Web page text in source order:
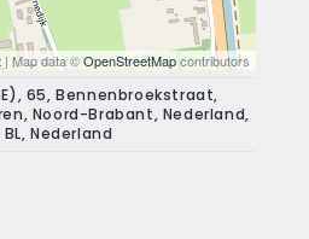
| Map data ©OpenStreetMapcontributors
65, Bennenbroekstraat,
Noord-Brabant, Nederland,
BL, Nederland